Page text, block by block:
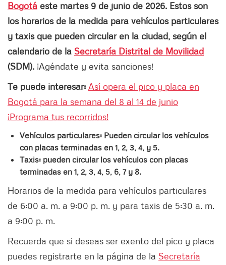
Bogotá este martes 9 de junio de 2026. Estos son
los horarios de la medida para vehículos particulares
y taxis que pueden circular en la ciudad, según el
calendario de la Secretaría Distrital de Movilidad
(SDM). ¡Agéndate y evita sanciones!
Te puede interesar: Así opera el pico y placa en
Bogotá para la semana del 8 al 14 de junio
¡Programa tus recorridos!
Vehículos particulares: Pueden circular los vehículos
con placas terminadas en 1, 2, 3, 4, y 5.
Taxis: pueden circular los vehículos con placas
terminadas en 1, 2, 3, 4, 5, 6, 7 y 8.
Horarios de la medida para vehículos particulares
de 6:00 a. m. a 9:00 p. m. y para taxis de 5:30 a. m.
a 9:00 p. m.
Recuerda que si deseas ser exento del pico y placa
puedes registrarte en la página de la Secretaría